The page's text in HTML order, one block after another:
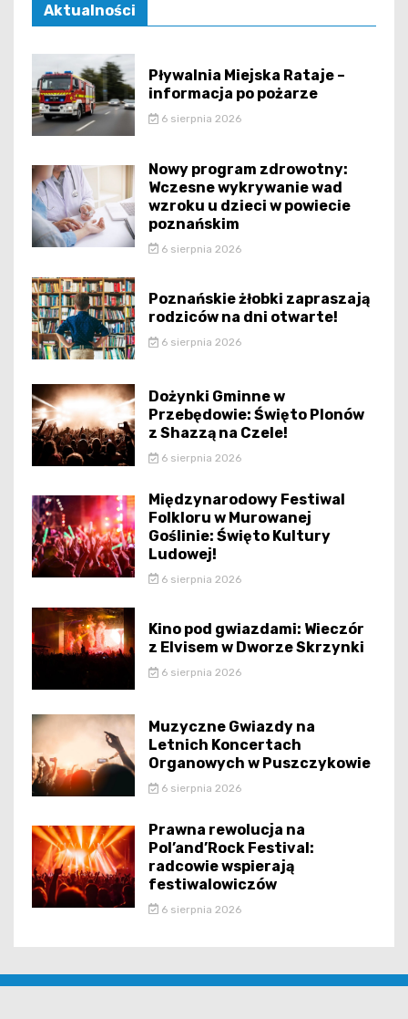
Aktualności
Pływalnia Miejska Rataje –
informacja po pożarze
6 sierpnia 2026
Nowy program zdrowotny:
Wczesne wykrywanie wad
wzroku u dzieci w powiecie
poznańskim
6 sierpnia 2026
Poznańskie żłobki zapraszają
rodziców na dni otwarte!
6 sierpnia 2026
Dożynki Gminne w
Przebędowie: Święto Plonów
z Shazzą na Czele!
6 sierpnia 2026
Międzynarodowy Festiwal
Folkloru w Murowanej
Goślinie: Święto Kultury
Ludowej!
6 sierpnia 2026
Kino pod gwiazdami: Wieczór
z Elvisem w Dworze Skrzynki
6 sierpnia 2026
Muzyczne Gwiazdy na
Letnich Koncertach
Organowych w Puszczykowie
6 sierpnia 2026
Prawna rewolucja na
Pol’and’Rock Festival:
radcowie wspierają
festiwalowiczów
6 sierpnia 2026